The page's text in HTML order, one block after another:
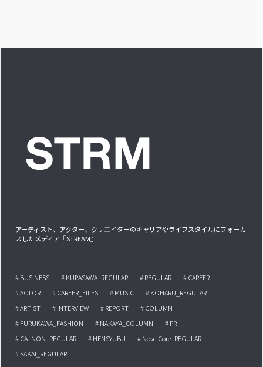
アーティスト、アクター、クリエイターのキャリアやライフスタイルにフォーカ
スしたメディア『STREAM』
# BUSINESS # KURASAWA_REGULAR # REGULAR
# CAREER
# ACTOR
# CAREER_FILES # MUSIC
# KOHARU_REGULAR
# ARTIST
# INTERVIEW # REPORT
# COLUMN
# FURUKAWA_FASHION
# NAKAYA_COLUMN
# PR
# CA_NON_REGULAR
# HENSYUBU
# NovelCore_REGULAR
# SAKAI_REGULAR